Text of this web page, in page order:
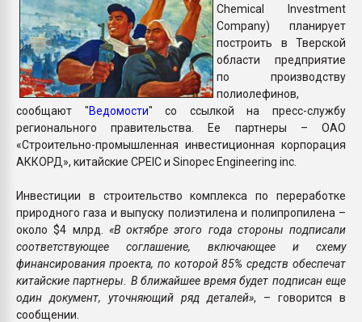
Chemical Investment
Company) планирует
построить в Тверской
области предприятие
по производству
полиолефинов,
сообщают "Ведомости" со ссылкой на пресс-службу
регионального правительства. Ее партнеры – ОАО
«Строительно-промышленная инвестиционная корпорация
АККОРД», китайские CPEIC и Sinopec Engineering inc.
Инвестиции в строительство комплекса по переработке
природного газа и выпуску полиэтилена и полипропилена –
около $4 млрд.
«В октябре этого года стороны подписали
соответствующее соглашение, включающее и схему
финансирования проекта, по которой 85% средств обеспечат
китайские партнеры. В ближайшее время будет подписан еще
один документ, уточняющий ряд деталей», – говорится в
сообщении.